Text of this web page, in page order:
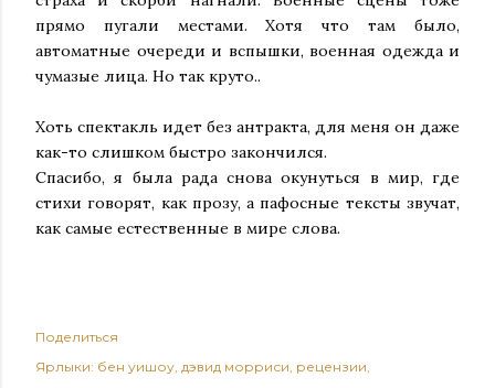
прямо пугали местами. Хотя что там было,
автоматные очереди и вспышки, военная одежда и
чумазые лица. Но так круто..
Хоть спектакль идет без антракта, для меня он даже
как-то слишком быстро закончился.
Спасибо, я была рада снова окунуться в мир, где
стихи говорят, как прозу, а пафосные тексты звучат,
как самые естественные в мире слова.
Поделиться
Ярлыки: бен уишоу дэвид морриси рецензии